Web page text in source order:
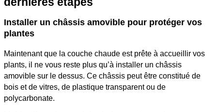
Installer un châssis amovible pour protéger vos
plantes
Maintenant que la couche chaude est prête à accueillir vos
plants, il ne vous reste plus qu’à installer un châssis
amovible sur le dessus. Ce châssis peut être constitué de
bois et de vitres, de plastique transparent ou de
polycarbonate.